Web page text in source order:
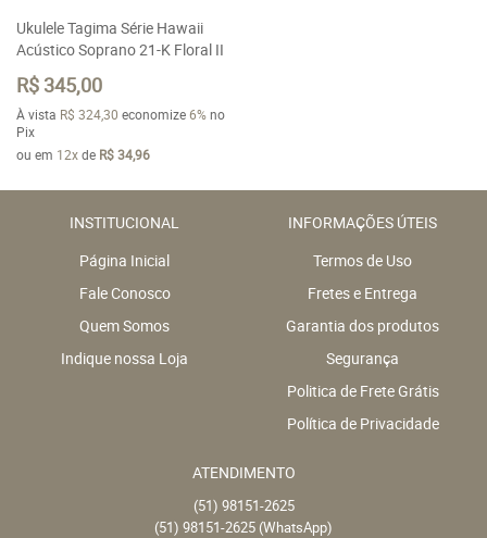
Ukulele Tagima Série Hawaii
Acústico Soprano 21-K Floral II
R$ 345,00
À vista R$ 324,30 economize6%no
Pix
ou em 12xde R$ 34,96
INSTITUCIONAL
Página Inicial
Fale Conosco
Quem Somos
Indique nossa Loja
INFORMAÇÕES ÚTEIS
Termos de Uso
Fretes e Entrega
Garantia dos produtos
Segurança
Politica de Frete Grátis
Política de Privacidade
ATENDIMENTO
(51) 98151-2625
(51) 98151-2625 (WhatsApp)